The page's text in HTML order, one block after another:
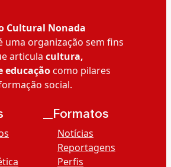
Cultural Nonada
uma organização sem fins
articula cultura,
educaçãocomo pilares
social.
__Formatos
Notícias
Reportagens
Perfis